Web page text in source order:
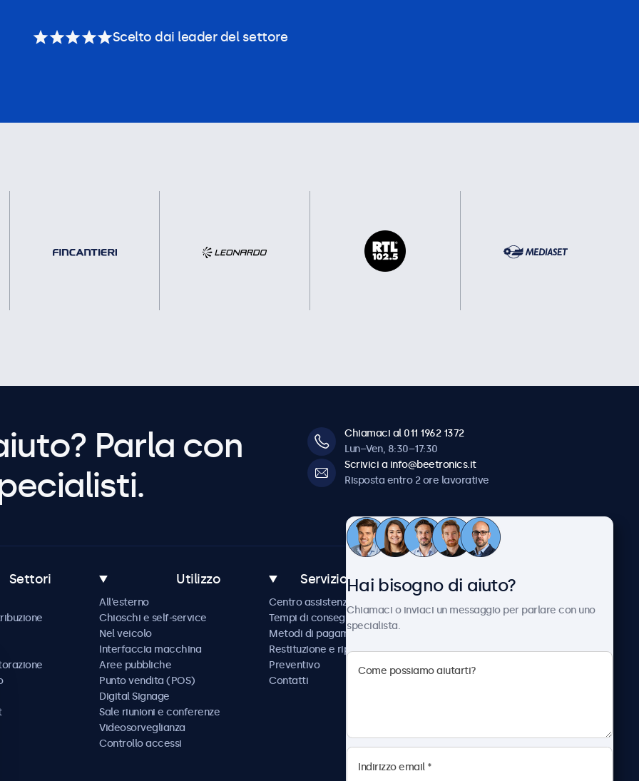
Scelto dai leader del settore
Parla con
Chiamaci al 011 1962 1372
Lun–Ven, 8:30–17:30
Scrivici a info@beetronics.it
Risposta entro 2 ore lavorative
Settori Utilizzo
All'esterno
Chioschi e self-service
Nel veicolo
Interfaccia macchina
Aree pubbliche
Punto vendita (POS)
Digital Signage
Sale riunioni e conferenze
Videosorveglianza
Controllo accessi
Servizio Clienti
Centro assistenza
Tempi di consegna
Metodi di pagamento
Restituzione e riparazione
Preventivo
Contatti
Chi siamo
Notizie e aggiornamenti
Beetronics
Lavora con noi
Hai bisogno di aiuto?
Chiamaci o inviaci un messaggio per parlare con uno
specialista.